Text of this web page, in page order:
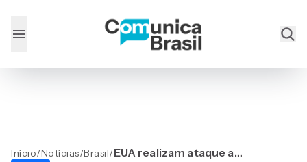
Início/Notícias/Brasil/EUA realizam ataque a